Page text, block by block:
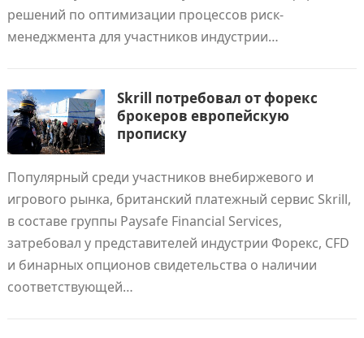
решений по оптимизации процессов риск-
менеджмента для участников индустрии…
Skrill потребовал от форекс
брокеров европейскую
прописку
Популярный среди участников внебиржевого и
игрового рынка, британский платежный сервис Skrill,
в составе группы Paysafe Financial Services,
затребовал у представителей индустрии Форекс, CFD
и бинарных опционов свидетельства о наличии
соответствующей…